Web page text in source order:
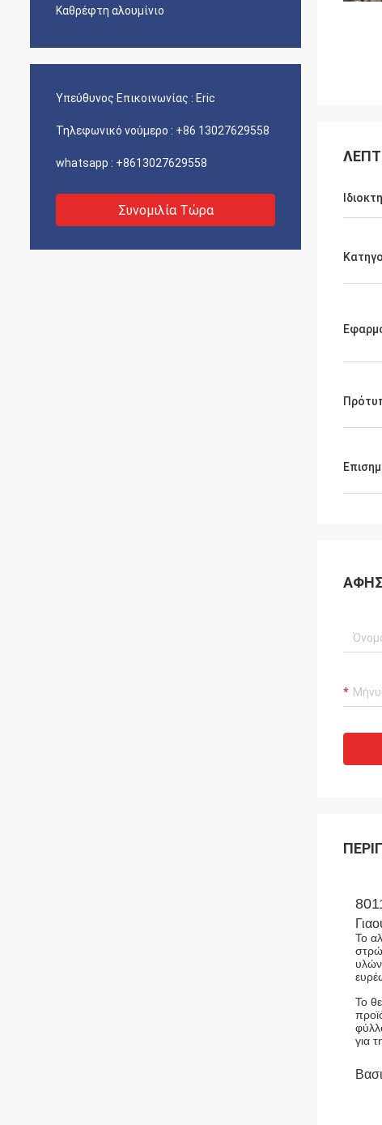
Καθρέφτη αλουμίνιο
Υπεύθυνος Επικοινωνίας : Eric
Τηλεφωνικό νούμερο : +86 13027629558
whatsapp : +8613027629558
Συνομιλία Τώρα
Το
Το
για